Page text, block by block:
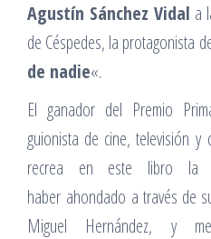
Agustín Sánchez Vidal a
de Céspedes, la protagonista
de nadie«.
El ganador del Premio
guionista de cine, televisión y
recrea en este libro la
haber ahondado a través de
Miguel Hernández, y